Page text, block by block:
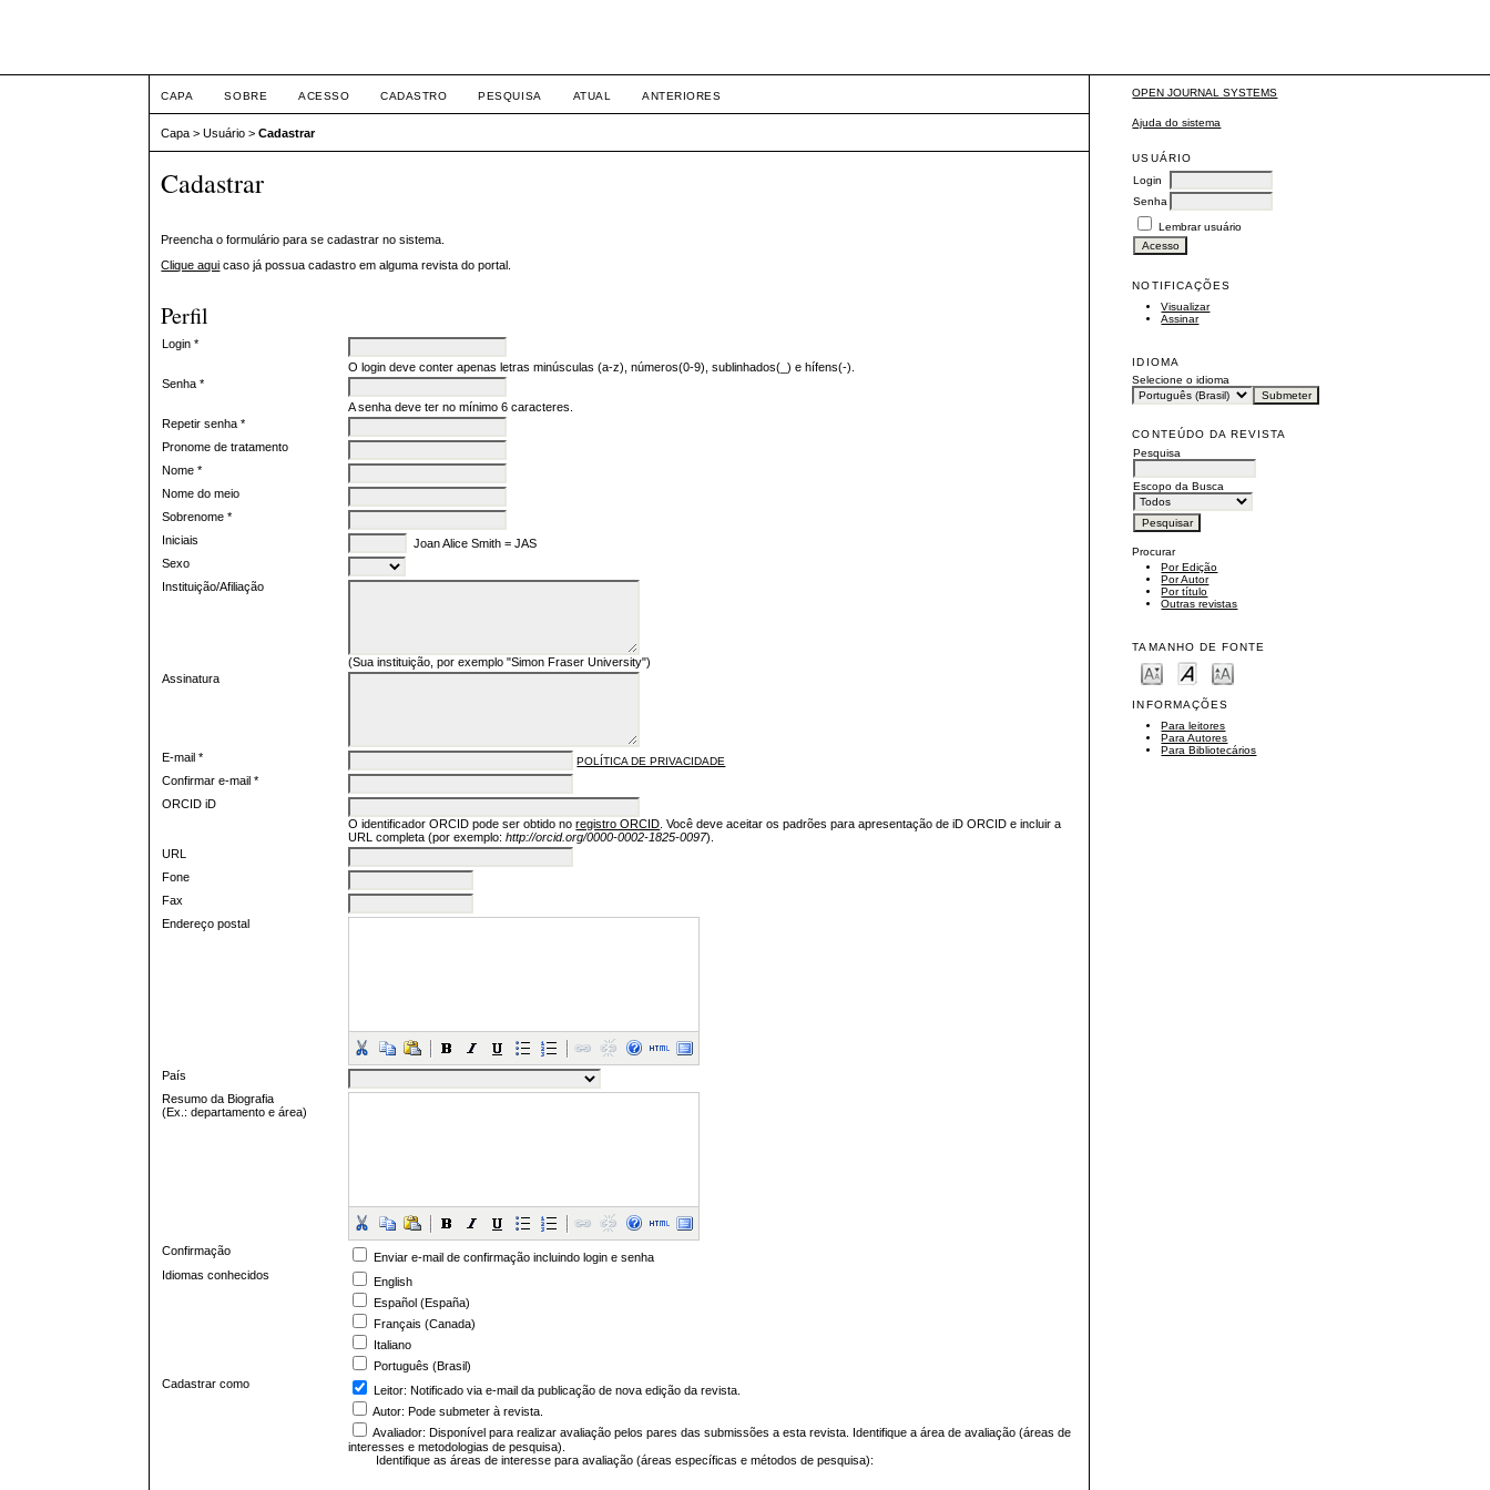
OPEN JOURNAL SYSTEMS
Ajuda do sistema
USUÁRIO
Login
Senha
Lembrar usuário
NOTIFICAÇÕES
Visualizar
Assinar
IDIOMA
Selecione o idioma
CONTEÚDO DA REVISTA
Pesquisa
Escopo da Busca
Procurar
Por Edição
Por Autor
Por título
Outras revistas
TAMANHO DE FONTE
INFORMAÇÕES
Para leitores
Para Autores
Para Bibliotecários
CAPA SOBRE ACESSO CADASTRO PESQUISA ATUAL ANTERIORES
Capa >Usuário >Cadastrar
Cadastrar
Preencha o formulário para se cadastrar no sistema.
Clique aqui caso já possua cadastro em alguma revista do portal.
Perfil
Login *
O login deve conter apenas letras minúsculas (a-z), números(0-9), sublinhados(_) e hífens(-).
Senha *
A senha deve ter no mínimo 6 caracteres.
Repetir senha *
Pronome de tratamento
Nome *
Nome do meio
Sobrenome *
Iniciais
Joan Alice Smith = JAS
Sexo
Instituição/Afiliação
(Sua instituição, por exemplo "Simon Fraser University")
Assinatura
E-mail * POLÍTICA DE PRIVACIDADE
Confirmar e-mail *
ORCID iD
O identificador ORCID pode ser obtido noregistro ORCID. Você deve aceitar os padrões para apresentação de iD ORCID e incluir a
URL completa (por exemplo:http://orcid.org/0000-0002-1825-0097).
URL
Fone
Fax
Endereço postal
País
Resumo da Biografia
(Ex.: departamento e área)
Confirmação
Enviar e-mail de confirmação incluindo login e senha
Idiomas conhecidos
English
Español (España)
Français (Canada)
Italiano
Português (Brasil)
Cadastrar como
Leitor: Notificado via e-mail da publicação de nova edição da revista.
Autor: Pode submeter à revista.
Avaliador: Disponível para realizar avaliação pelos pares das submissões a esta revista. Identifique a área de avaliação (áreas de
interesses e metodologias de pesquisa).
Identifique as áreas de interesse para avaliação (áreas específicas e métodos de pesquisa):